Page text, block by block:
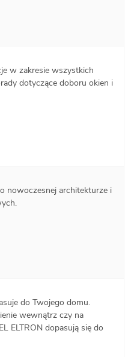
w zakresie wszystkich
dotyczące doboru okien i
nowoczesnej architekturze i
do Twojego domu.
wewnątrz czy na
ELTRON dopasują się do